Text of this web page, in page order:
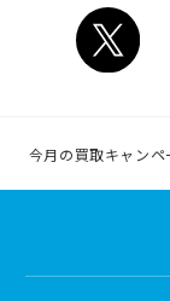
今月の買取キャンペ